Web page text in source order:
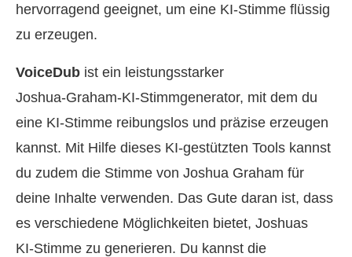
hervorragend geeignet, um eine KI‑Stimme flüssig
zu erzeugen.
VoiceDub ist ein leistungsstarker
Joshua‑Graham‑KI‑Stimmgenerator, mit dem du
eine KI‑Stimme reibungslos und präzise erzeugen
kannst. Mit Hilfe dieses KI‑gestützten Tools kannst
du zudem die Stimme von Joshua Graham für
deine Inhalte verwenden. Das Gute daran ist, dass
es verschiedene Möglichkeiten bietet, Joshuas
KI‑Stimme zu generieren. Du kannst die